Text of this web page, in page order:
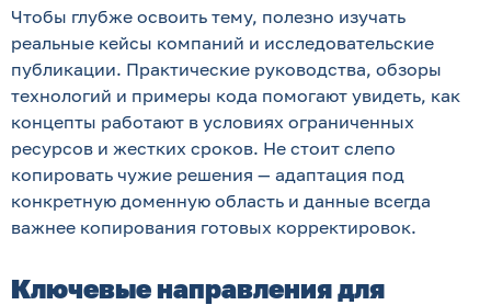
Чтобы глубже освоить тему, полезно изучать
реальные кейсы компаний и исследовательские
публикации. Практические руководства, обзоры
технологий и примеры кода помогают увидеть, как
концепты работают в условиях ограниченных
ресурсов и жестких сроков. Не стоит слепо
копировать чужие решения — адаптация под
конкретную доменную область и данные всегда
важнее копирования готовых корректировок.
Ключевые направления для